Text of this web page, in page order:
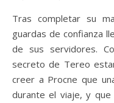
Tras completar su
guardas de confianza
de sus servidores.
secreto de Tereo
creer a Procne que
durante el viaje, y que